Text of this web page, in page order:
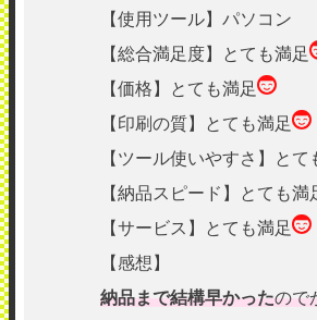
【使用ツール】パソコン
【総合満足度】とても満足
【価格】とても満足
【印刷の質】とても満足
【ツール使いやすさ】とて
【納品スピード】とても満
【サービス】とても満足
【感想】
納品まで結構早かったので